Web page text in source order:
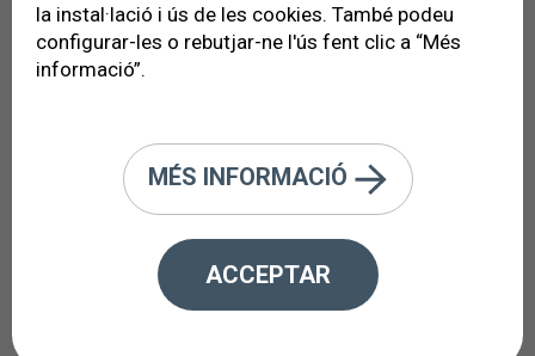
L’endoteli corneal és una peça clau
per tal que l’ull hi vegi i podem
Què és l’endoteli corneal?
És la capa més interna de la còrnia, en contacte amb
l’humor aquós, formada per unes cèl·lules planes
missió és fonamental per mantenir la còrnia
la instal·lació i ús de les cookies. També podeu
configurar-les o rebutjar-ne l'ús fent clic a “Més
informació”.
MÉS INFORMACIÓ
ACCEPTAR